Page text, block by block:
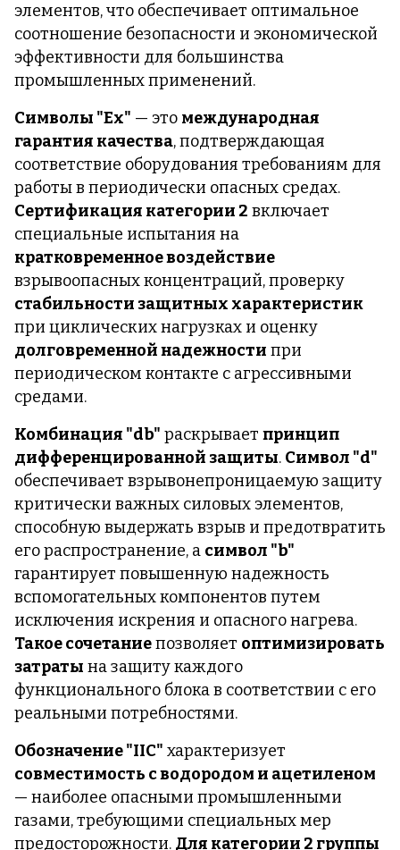
элементов, что обеспечивает оптимальное
соотношение безопасности и экономической
эффективности для большинства
промышленных применений.
Символы "Ex" — это международная
гарантия качества, подтверждающая
соответствие оборудования требованиям для
работы в периодически опасных средах.
Сертификация категории 2 включает
специальные испытания на
кратковременное воздействие
взрывоопасных концентраций, проверку
стабильности защитных характеристик
при циклических нагрузках и оценку
долговременной надежности при
периодическом контакте с агрессивными
средами.
Комбинация "db" раскрывает принцип
дифференцированной защиты. Символ "d"
обеспечивает взрывонепроницаемую защиту
критически важных силовых элементов,
способную выдержать взрыв и предотвратить
его распространение, а символ "b"
гарантирует повышенную надежность
вспомогательных компонентов путем
исключения искрения и опасного нагрева.
Такое сочетаниепозволяет оптимизировать
затраты на защиту каждого
функционального блока в соответствии с его
реальными потребностями.
Обозначение "IIC" характеризует
совместимость с водородом и ацетиленом
— наиболее опасными промышленными
газами, требующими специальных мер
предосторожности. Для категории 2 группы